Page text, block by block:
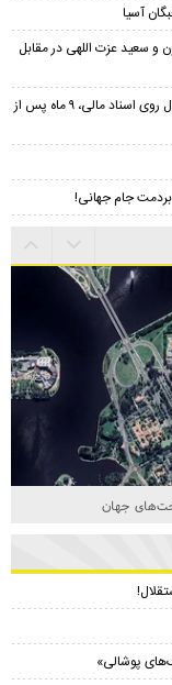
و سعید عزت اللهی در مقابل
شوک جدید به استقلال/ امضای عضو هیئت مدیره استقلال روی اسناد مالی، ۹ ماه پس از
بردمت جام جهانی!
جهان